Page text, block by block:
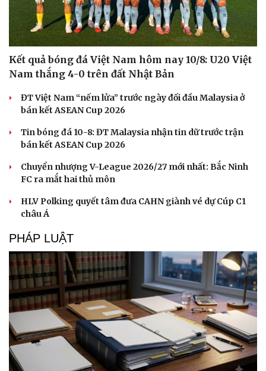
Du lịch
Tư vấn
Săn Tour
Câu chuyện thời sự
Kể chuyện cho bé
Kết quả bóng đá Việt Nam hôm nay 10/8: U20 Việt
Nam thắng 4-0 trên đất Nhật Bản
ĐT Việt Nam “nếm lửa” trước ngày đối đầu Malaysia ở
bán kết ASEAN Cup 2026
Tin bóng đá 10-8: ĐT Malaysia nhận tin dữ trước trận
bán kết ASEAN Cup 2026
Chuyển nhượng V-League 2026/27 mới nhất: Bắc Ninh
FC ra mắt hai thủ môn
HLV Polking quyết tâm đưa CAHN giành vé dự Cúp C1
châu Á
PHÁP LUẬT